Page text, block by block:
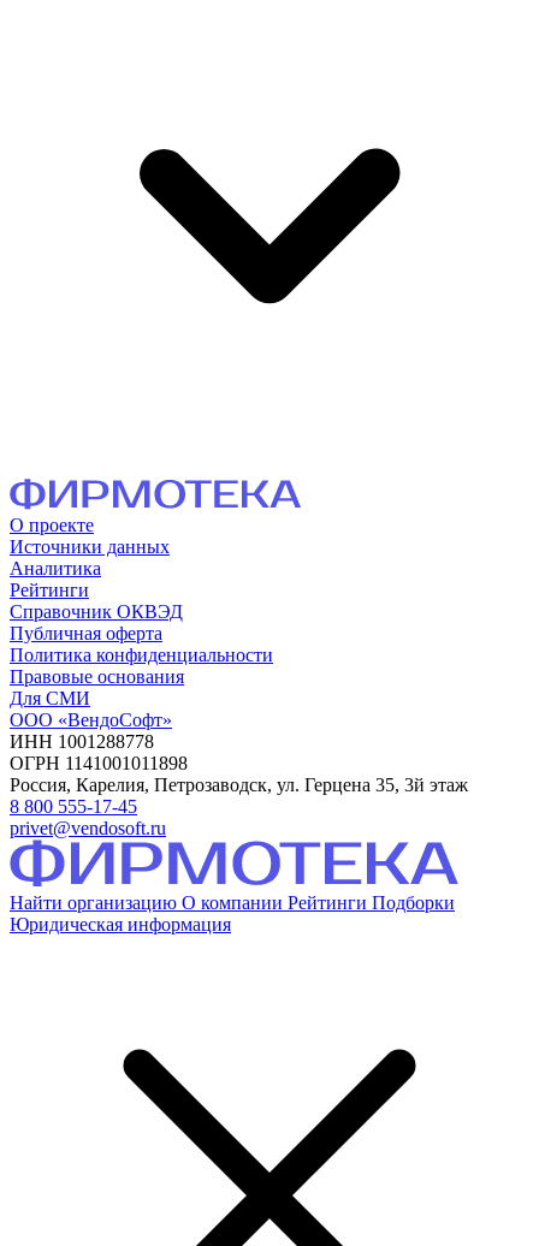
О проекте
Источники данных
Аналитика
Рейтинги
Справочник ОКВЭД
Публичная оферта
Политика конфиденциальности
Правовые основания
Для СМИ
ООО «ВендоСофт»
ИНН 1001288778
ОГРН 1141001011898
Россия, Карелия, Петрозаводск, ул. Герцена 35, 3й этаж
8 800 555-17-45
privet@vendosoft.ru
Найти организацию О компании Рейтинги Подборки
Юридическая информация